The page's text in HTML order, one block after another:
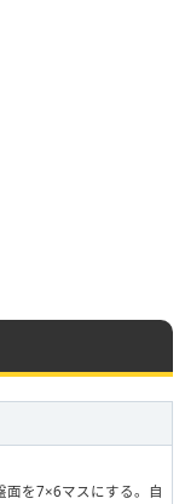
面を7×6マスにする。自